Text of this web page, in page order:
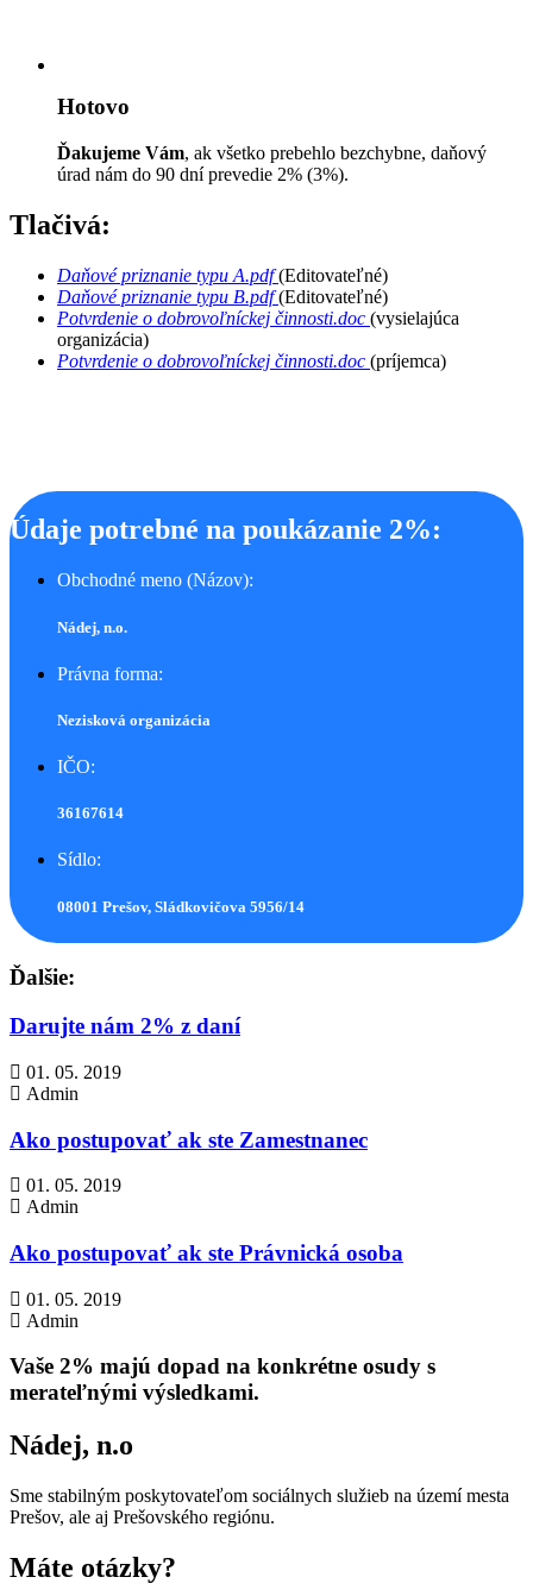
Hotovo
Ďakujeme Vám, ak všetko prebehlo bezchybne, daňový
úrad nám do 90 dní prevedie 2% (3%).
Tlačivá:
Daňové priznanie typu A.pdf (Editovateľné)
Daňové priznanie typu B.pdf (Editovateľné)
Potvrdenie o dobrovoľníckej činnosti.doc (vysielajúca
organizácia)
Potvrdenie o dobrovoľníckej činnosti.doc (príjemca)
Údaje potrebné na poukázanie 2%:
Obchodné meno (Názov):
Nádej, n.o.
Právna forma:
Nezisková organizácia
IČO:
36167614
Sídlo:
08001 Prešov, Sládkovičova 5956/14
Ďalšie:
Darujte nám 2% z daní
01. 05. 2019
Admin
Ako postupovať ak ste Zamestnanec
01. 05. 2019
Admin
Ako postupovať ak ste Právnická osoba
01. 05. 2019
Admin
Vaše 2% majú dopad na konkrétne osudy s
merateľnými výsledkami.
Nádej, n.o
Sme stabilným poskytovateľom sociálnych služieb na území mesta
Prešov, ale aj Prešovského regiónu.
Máte otázky?